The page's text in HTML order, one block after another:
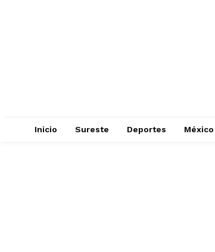
Inicio Sureste Deportes México